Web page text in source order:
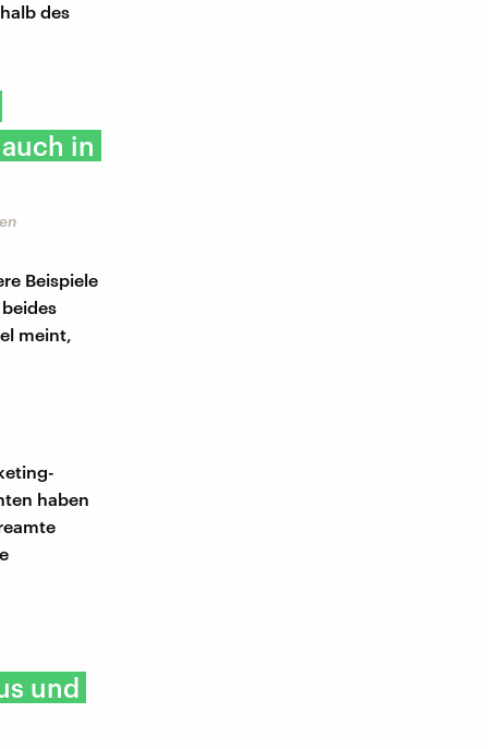
des
in
Beispiele
meint,
haben
und